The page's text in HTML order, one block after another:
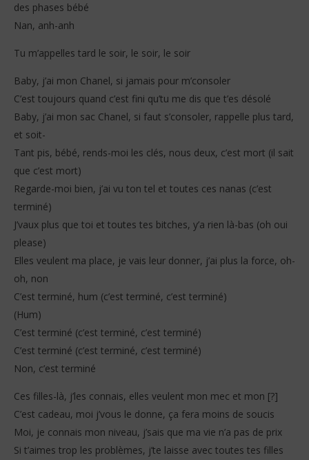
des phases bébé
Nan, anh-anh
Tu m’appelles tard le soir, le soir, le soir
Baby, j’ai mon Chanel, si jamais pour m’consoler
C’est toujours quand c’est fini qu’tu me dis que t’es désolé
Baby, j’ai mon sac Chanel, si faut s’consoler, rappelle plus tard,
et soit-
Tant pis, bébé, rends-moi les clés, nous deux, c’est mort (il sait
que c’est mort)
Regarde-moi bien, j’ai vu ton tel et toutes ces nanas (c’est
terminé)
J’vaux plus que toi et toutes tes bitches, y’a rien là-bas (oh oui
please)
Elles veulent ma place, je vais leur donner, j’ai plus la force, oh-
oh, non
C’est terminé, hum (c’est terminé, c’est terminé)
(Hum)
C’est terminé (c’est terminé, c’est terminé)
C’est terminé (c’est terminé, c’est terminé)
Non, c’est terminé
Ces filles-là, j’les connais, elles veulent mon mec et mon [?]
C’est cadeau, moi j’vous le donne, ça fera moins de soucis
Moi, je connais mon niveau, j’sais que ma vie n’a pas de prix
Si t’aimes trop les problèmes, j’te laisse avec toutes tes filles